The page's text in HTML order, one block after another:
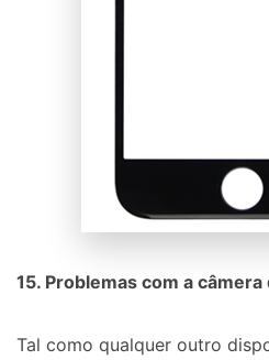
15. Problemas com a câmera
Tal como qualquer outro